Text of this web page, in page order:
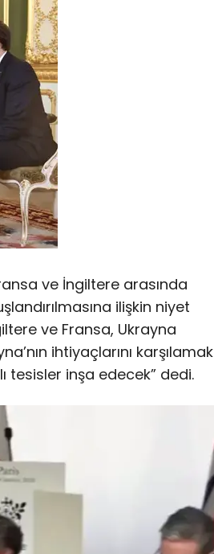
ve İngiltere arasında
ilişkin niyet
ve Fransa, Ukrayna
ihtiyaçlarını karşılamak
tesisler inşa edecek” dedi.